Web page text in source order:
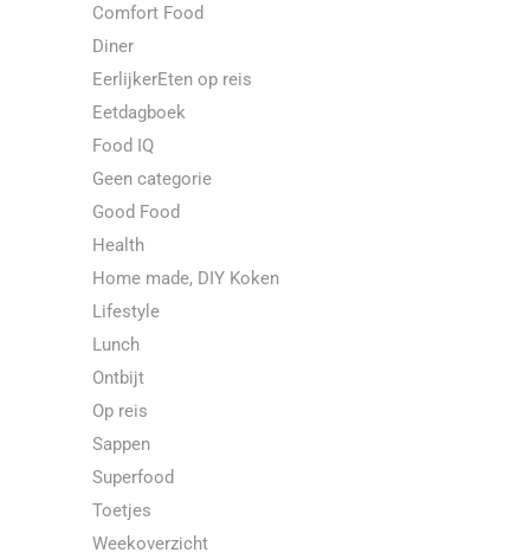
Comfort Food
Diner
EerlijkerEten op reis
Eetdagboek
Food IQ
Geen categorie
Good Food
Health
Home made, DIY Koken
Lifestyle
Lunch
Ontbijt
Op reis
Sappen
Superfood
Toetjes
Weekoverzicht